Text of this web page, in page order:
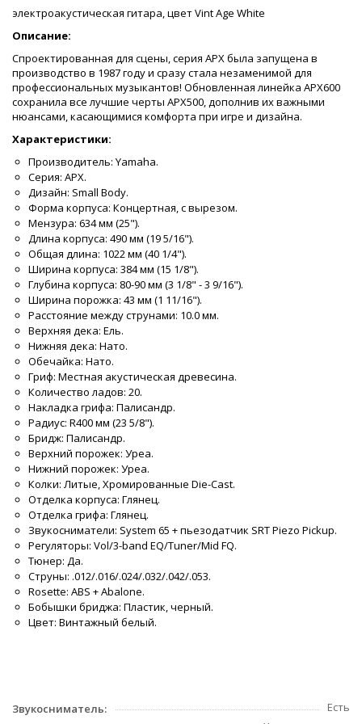
электроакустическая гитара, цвет Vint Age White
Описание:
Спроектированная для сцены, серия APX была запущена в
производство в 1987 году и сразу стала незаменимой для
профессиональных музыкантов! Обновленная линейка APX600
сохранила все лучшие черты APX500, дополнив их важными
нюансами, касающимися комфорта при игре и дизайна.
Характеристики:
Производитель: Yamaha.
Серия: APX.
Дизайн: Small Body.
Форма корпуса: Концертная, с вырезом.
Мензура: 634 мм (25").
Длина корпуса: 490 мм (19 5/16").
Общая длина: 1022 мм (40 1/4").
Ширина корпуса: 384 мм (15 1/8").
Глубина корпуса: 80-90 мм (3 1/8" - 3 9/16").
Ширина порожка: 43 мм (1 11/16").
Расстояние между струнами: 10.0 мм.
Верхняя дека: Ель.
Нижняя дека: Нато.
Обечайка: Нато.
Гриф: Местная акустическая древесина.
Количество ладов: 20.
Накладка грифа: Палисандр.
Радиус: R400 мм (23 5/8").
Бридж: Палисандр.
Верхний порожек: Уреа.
Нижний порожек: Уреа.
Колки: Литые, Хромированные Die-Cast.
Отделка корпуса: Глянец.
Отделка грифа: Глянец.
Звукосниматели: System 65 + пьезодатчик SRT Piezo Pickup.
Регуляторы: Vol/3-band EQ/Tuner/Mid FQ.
Тюнер: Да.
Струны: .012/.016/.024/.032/.042/.053.
Rosette: ABS + Abalone.
Бобышки бриджа: Пластик, черный.
Цвет: Винтажный белый.
Звукосниматель:
Есть